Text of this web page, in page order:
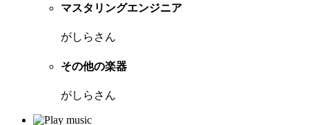
マスタリングエンジニア
がしらさん
その他の楽器
がしらさん